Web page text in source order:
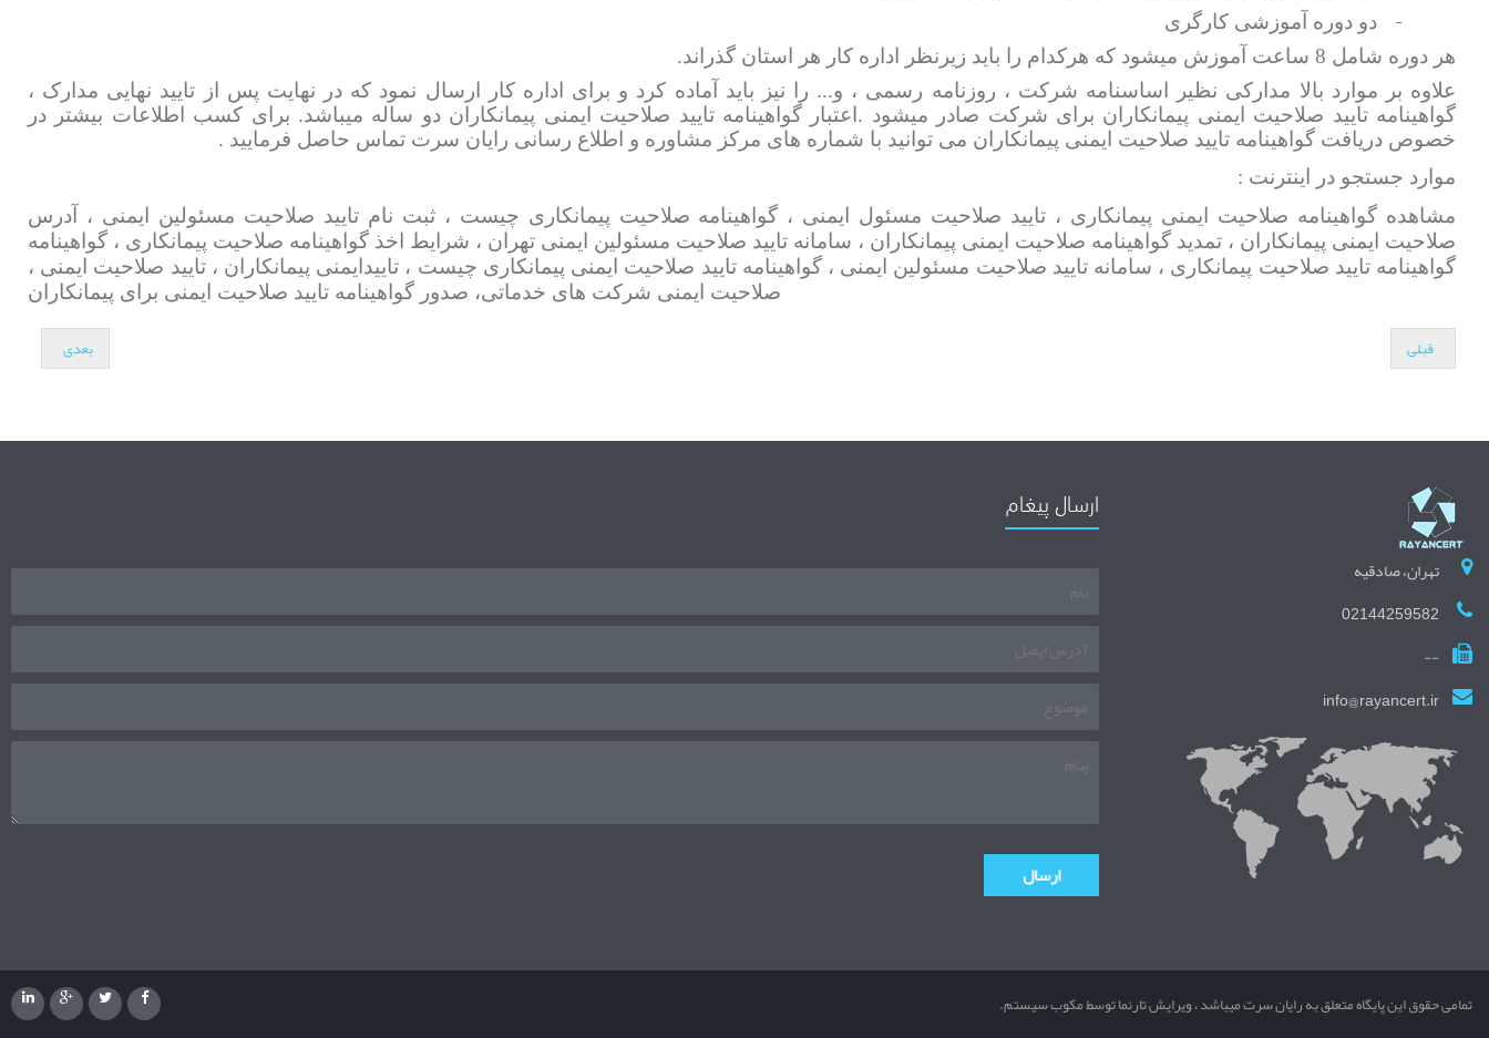
-
دو دوره آموزشی کارگری
هر دوره شامل 8 ساعت آموزش میشود که هرکدام را باید زیرنظر اداره کار هر استان گذراند.
علاوه بر موارد بالا مدارکی نظیر اساسنامه شرکت ، روزنامه رسمی ، و... را نیز باید آماده کرد و برای اداره کار ارسال نمود که در نهایت پس از تایید نهایی مدارک ،
گواهینامه تایید صلاحیت ایمنی پیمانکاران برای شرکت صادر میشود .اعتبار گواهینامه تایید صلاحیت ایمنی پیمانکاران دو ساله میباشد. برای کسب اطلاعات بیشتر در
خصوص دریافت گواهینامه تایید صلاحیت ایمنی پیمانکاران می توانید با شماره های مرکز مشاوره و اطلاع رسانی رایان سرت تماس حاصل فرمایید .
موارد جستجو در اینترنت :
مشاهده گواهینامه صلاحیت ایمنی پیمانکاری ، تایید صلاحیت مسئول ایمنی ، گواهینامه صلاحیت پیمانکاری چیست ، ثبت نام تایید صلاحیت مسئولین ایمنی ، آدرس
صلاحیت ایمنی پیمانکاران ، تمدید گواهینامه صلاحیت ایمنی پیمانکاران ، سامانه تایید صلاحیت مسئولین ایمنی تهران ، شرایط اخذ گواهینامه صلاحیت پیمانکاری ، گواهینامه
ایمنی پیمانکاران ، تایید صلاحیت ایمنی ، گواهینامه تایید صلاحیت پیمانکاری ، سامانه تایید صلاحیت مسئولین ایمنی ، گواهینامه تایید صلاحیت ایمنی پیمانکاری چیست ، تایید
صلاحیت ایمنی شرکت های خدماتی، صدور گواهینامه تایید صلاحیت ایمنی برای پیمانکاران
قبلی بعدی
تهران، صادقیه
02144259582
--
info@rayancert.ir
ارسال پیغام
تمامی حقوق این پایگاه متعلق به رایان سرت میباشد ، ویرایش تارنما توسط مکوب سیستم.